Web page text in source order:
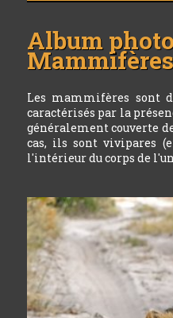
Album
Mammifères
Les mammifères sont
caractérisés par la
généralement couverte
cas, ils sont vivipares
l'intérieur du corps de